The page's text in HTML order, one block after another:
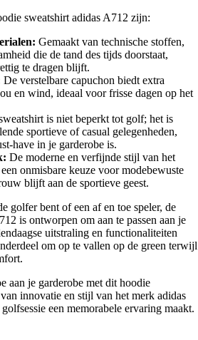
sweatshirt adidas A712 zijn:
Gemaakt van technische stoffen,
die de tand des tijds doorstaat,
te dragen blijft.
De verstelbare capuchon biedt extra
en wind, ideaal voor frisse dagen op het
is niet beperkt tot golf; het is
sportieve of casual gelegenheden,
have in je garderobe is.
De moderne en verfijnde stijl van het
onmisbare keuze voor modebewuste
blijft aan de sportieve geest.
golfer bent of een af en toe speler, de
is ontworpen om aan te passen aan je
uitstraling en functionaliteiten
om op te vallen op de green terwijl
aan je garderobe met dit hoodie
innovatie en stijl van het merk adidas
een memorabele ervaring maakt.